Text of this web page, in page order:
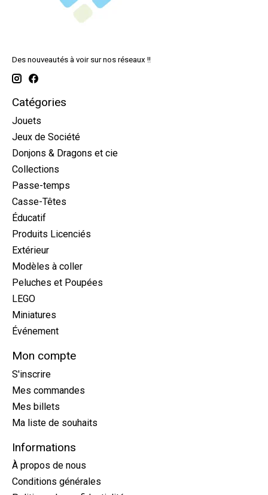
Des nouveautés à voir sur nos réseaux !!
Catégories
Jouets
Jeux de Société
Donjons & Dragons et cie
Collections
Passe-temps
Casse-Têtes
Éducatif
Produits Licenciés
Extérieur
Modèles à coller
Peluches et Poupées
LEGO
Miniatures
Événement
Mon compte
S'inscrire
Mes commandes
Mes billets
Ma liste de souhaits
Informations
À propos de nous
Conditions générales